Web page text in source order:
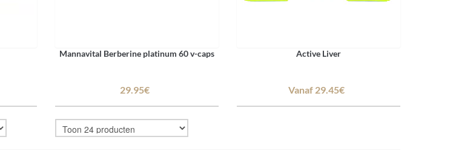
Mannavital Berberine platinum 60 v-caps
29.95€
Active Liver
Vanaf 29.45€